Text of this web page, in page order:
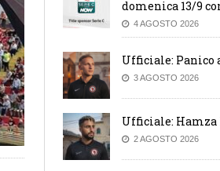
domenica 13/9
4 AGOSTO 2026
Ufficiale: Panico
3 AGOSTO 2026
Ufficiale: Hamza
2 AGOSTO 2026